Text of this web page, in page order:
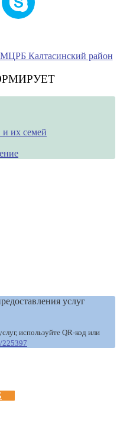
их семей
услуг
используйте QR-код или
225397